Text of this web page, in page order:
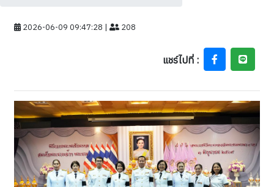
2026-06-09 09:47:28 | 208
แชร์ไปที่ :